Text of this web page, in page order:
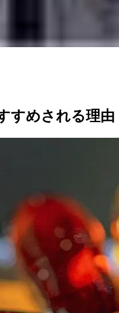
すめされる理由